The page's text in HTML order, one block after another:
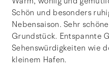
Schön und besonders
Nebensaison. Sehr
Grundstück. Entspannte
Sehenswürdigkeiten wie
kleinem Hafen.